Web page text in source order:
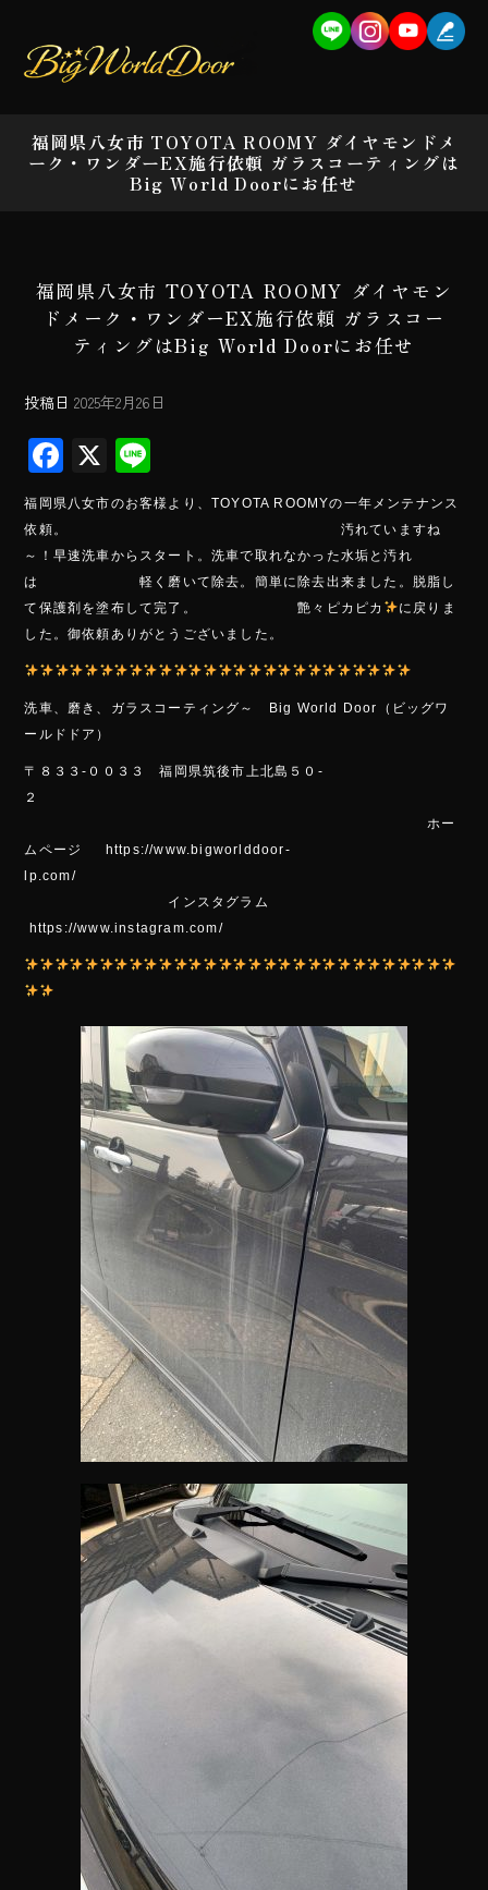
福岡県八女市 TOYOTA ROOMY ダイヤモンドメ
ーク・ワンダーEX施行依頼 ガラスコーティングは
Big World Doorにお任せ
福岡県八女市 TOYOTA ROOMY ダイヤモン
ドメーク・ワンダーEX施行依頼 ガラスコー
ティングはBig World Doorにお任せ
投稿日 2025年2月26日
F
ac
e
b
o
ok
X
ne
福岡県八女市のお客様より、TOYOTA ROOMYの一年メンテナンス
依頼。 汚れていますね
～！早速洗車からスタート。洗車で取れなかった水垢と汚れ
は 軽く磨いて除去。簡単に除去出来ました。脱脂し
て保護剤を塗布して完了。 艶々ピカピカ
に戻りま
した。御依頼ありがとうございました。
洗車、磨き、ガラスコーティング～ Big World Door（ビッグワ
ールドドア）
〒８３３-００３３ 福岡県筑後市上北島５０-
２
ホー
ムページ https://www.bigworlddoor-
lp.com/
インスタグラム
https://www.instagram.com/